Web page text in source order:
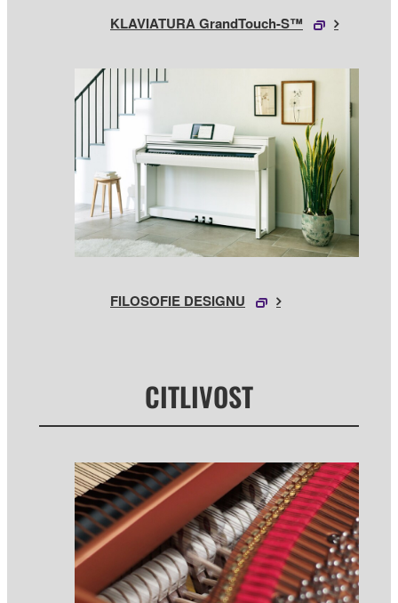
KLAVIATURA GrandTouch-S™
FILOSOFIE DESIGNU
CITLIVOST